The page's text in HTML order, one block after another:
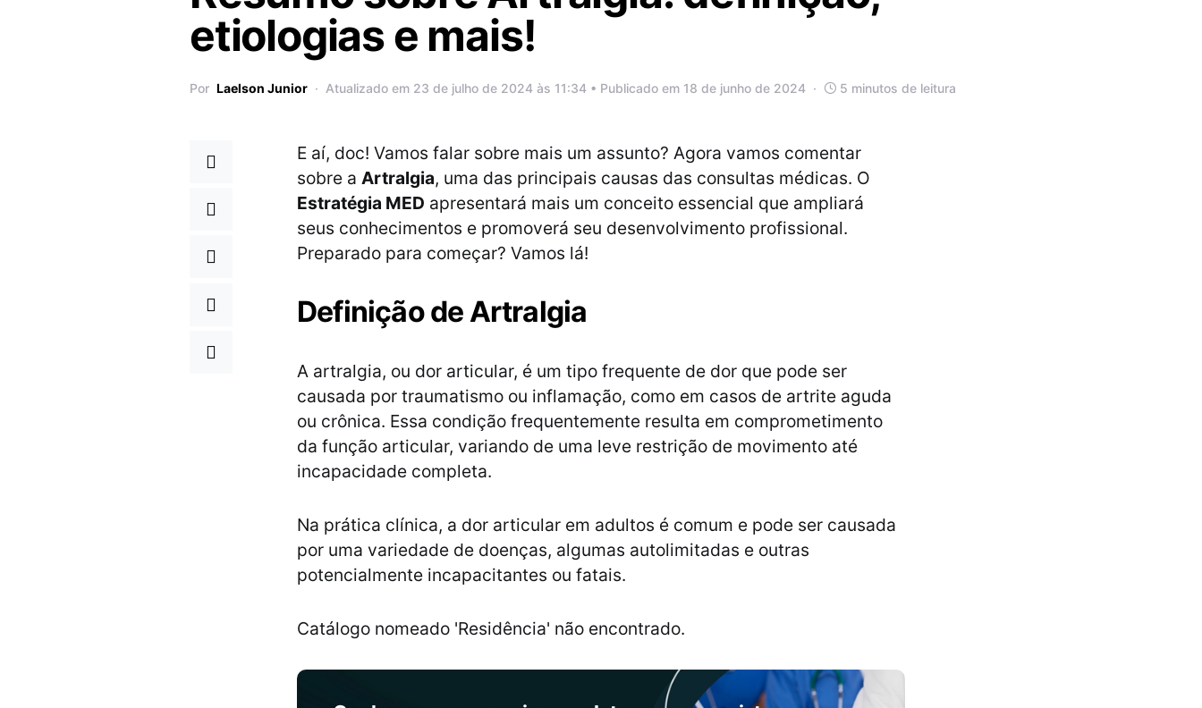
etiologias e mais!
Por Laelson Junior Atualizado em 23 de julho de 2024 às 11:34 • Publicado em 18 de junho de 2024 5 minutos de leitura
E aí, doc! Vamos falar sobre mais um assunto? Agora vamos comentar
sobre a Artralgia, uma das principais causas das consultas médicas. O
Estratégia MED apresentará mais um conceito essencial que ampliará
seus conhecimentos e promoverá seu desenvolvimento profissional.
Preparado para começar? Vamos lá!
Definição de Artralgia
A artralgia, ou dor articular, é um tipo frequente de dor que pode ser
causada por traumatismo ou inflamação, como em casos de artrite aguda
ou crônica. Essa condição frequentemente resulta em comprometimento
da função articular, variando de uma leve restrição de movimento até
incapacidade completa.
Na prática clínica, a dor articular em adultos é comum e pode ser causada
por uma variedade de doenças, algumas autolimitadas e outras
potencialmente incapacitantes ou fatais.
Catálogo nomeado 'Residência' não encontrado.